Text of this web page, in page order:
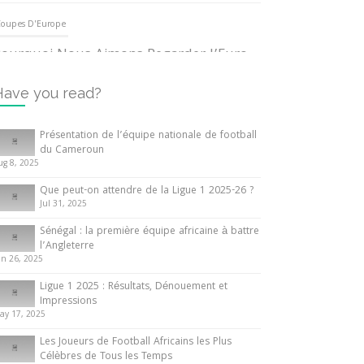
D'Europe
Nous Aimons Regarder l’Euro
June 2024
Internationales
ce que vous devez savoir sur la
d’Afrique des Nations
10 May 2024
Internationales
de l’équipe nationale de
football du Cameroun
2025
you read?
Présentation de l’équipe nationale de football
du Cameroun
8, 2025
Que peut-on attendre de la Ligue 1 2025-26 ?
Jul 31, 2025
Sénégal : la première équipe africaine à battre
l’Angleterre
26, 2025
Ligue 1 2025 : Résultats, Dénouement et
Impressions
17, 2025
Les Joueurs de Football Africains les Plus
Célèbres de Tous les Temps